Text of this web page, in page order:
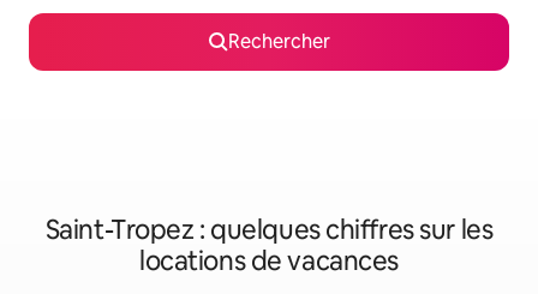
Rechercher
Saint-Tropez : quelques chiffres sur les
locations de vacances